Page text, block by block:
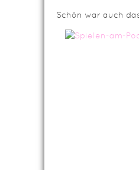
Schön war auch